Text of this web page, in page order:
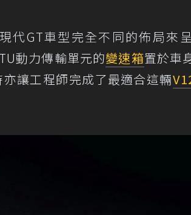
代GT車型完全不同的佈局來
動力傳輸單元的變速箱置於車
讓工程師完成了最適合這輛